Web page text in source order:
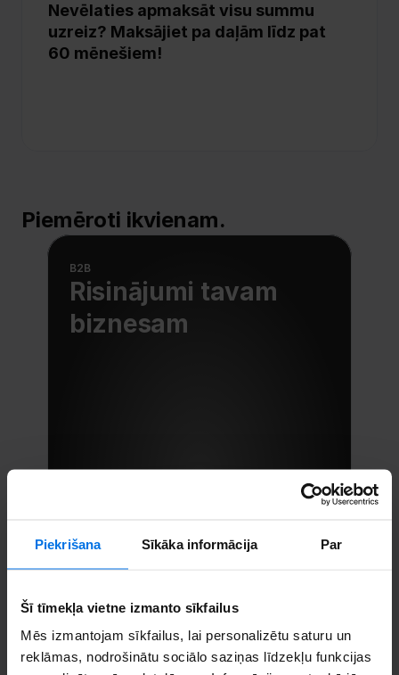
Piekrišana Sīkāka informācija Par
Šī tīmekļa vietne izmanto sīkfailus
Mēs izmantojam sīkfailus, lai personalizētu saturu un
reklāmas, nodrošinātu sociālo saziņas līdzekļu funkcijas
Nevēlaties apmaksāt visu summu
uzreiz? Maksājiet pa daļām līdz pat
60 mēnešiem!
Piemēroti ikvienam.
B2B
Risinājumi tavam
biznesam
ISIC atlaide